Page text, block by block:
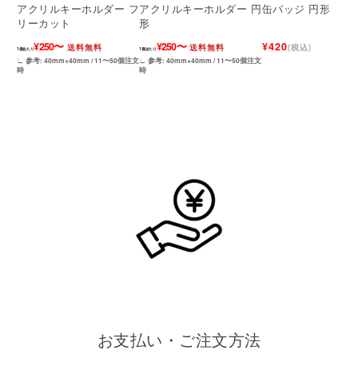
アクリルキーホルダー フ
リーカット
1個あたり¥250〜 送料無料
∟ 参考: 40mm×40mm / 11〜50個注文
時
アクリルキーホルダー 円
形
1個あたり¥250〜 送料無料
∟ 参考: 40mm×40mm / 11〜50個注文
時
缶バッジ 円形
¥420(税込)
お支払い・ご注文方法